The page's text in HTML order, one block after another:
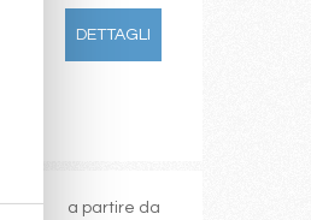
DETTAGLI
a partire da